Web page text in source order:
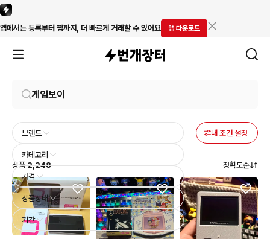
앱에서는 등록부터 찜까지, 더 빠르게 거래할 수 있어요 앱 다운로드
브랜드
카테고리
가격
상품상태
기간
내 조건 설정
상품 2,248 정확도순